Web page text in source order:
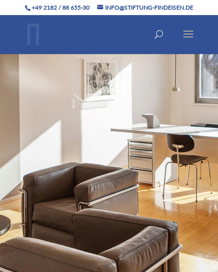
+49 2182 / 88 655-30 INFO@STIFTUNG-FINDEISEN.DE